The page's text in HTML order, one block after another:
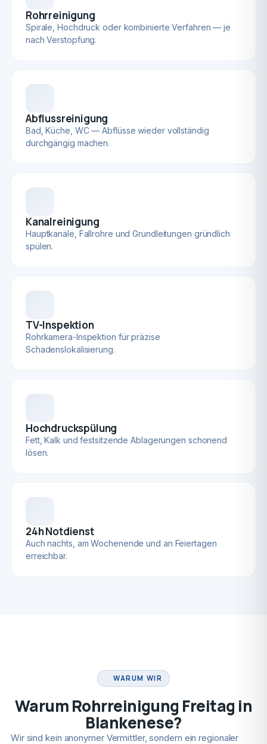
Rohrreinigung
Spirale, Hochdruck oder kombinierte Verfahren — je
nach Verstopfung.
Abflussreinigung
Bad, Küche, WC — Abflüsse wieder vollständig
durchgängig machen.
Kanalreinigung
Hauptkanäle, Fallrohre und Grundleitungen gründlich
spülen.
TV-Inspektion
Rohrkamera-Inspektion für präzise
Schadenslokalisierung.
Hochdruckspülung
Fett, Kalk und festsitzende Ablagerungen schonend
lösen.
24h Notdienst
Auch nachts, am Wochenende und an Feiertagen
erreichbar.
WARUM WIR
Warum Rohrreinigung Freitag in
Blankenese?
Wir sind kein anonymer Vermittler, sondern ein regionaler